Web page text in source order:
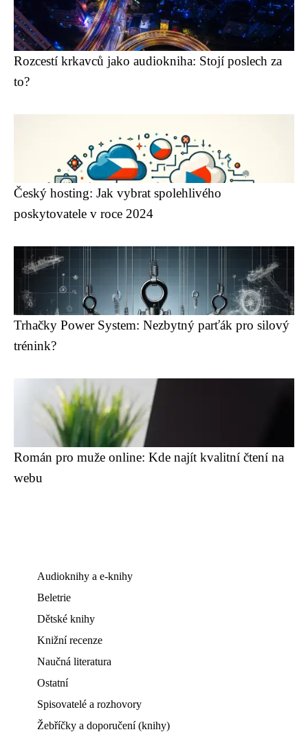
Rozcestí krkavců jako audiokniha: Stojí poslech za
to?
Český hosting: Jak vybrat spolehlivého
poskytovatele v roce 2024
Trhačky Power System: Nezbytný parťák pro silový
trénink?
Román pro muže online: Kde najít kvalitní čtení na
webu
Audioknihy a e-knihy
Beletrie
Dětské knihy
Knižní recenze
Naučná literatura
Ostatní
Spisovatelé a rozhovory
Žebříčky a doporučení (knihy)